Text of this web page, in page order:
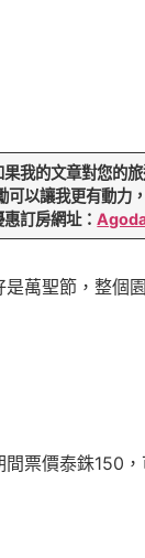
果我的文章對您的
可以讓我更有動力
惠訂房網址：
萬聖節，整個
票價泰銖150，